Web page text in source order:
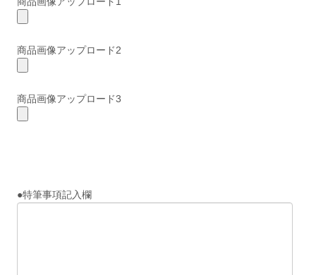
商品画像アップロード2
商品画像アップロード3
●特筆事項記入欄